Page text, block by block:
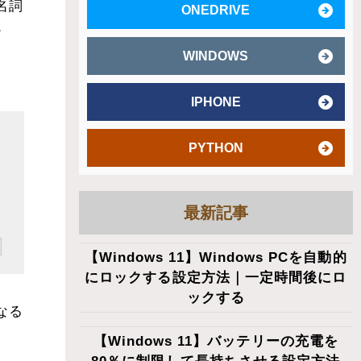
詞
る
ONEDRIVE
WINDOWS
IPHONE
PYTHON
最新記事
【Windows 11】Windows PCを自動的
にロックする設定方法｜一定時間後にロ
ックする
【Windows 11】バッテリーの充電を